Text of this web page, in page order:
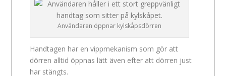
Användaren öppnar kylskåpsdörren
Handtagen har en vippmekanism som gör att
dörren alltid öppnas lätt även efter att dörren just
har stängts.